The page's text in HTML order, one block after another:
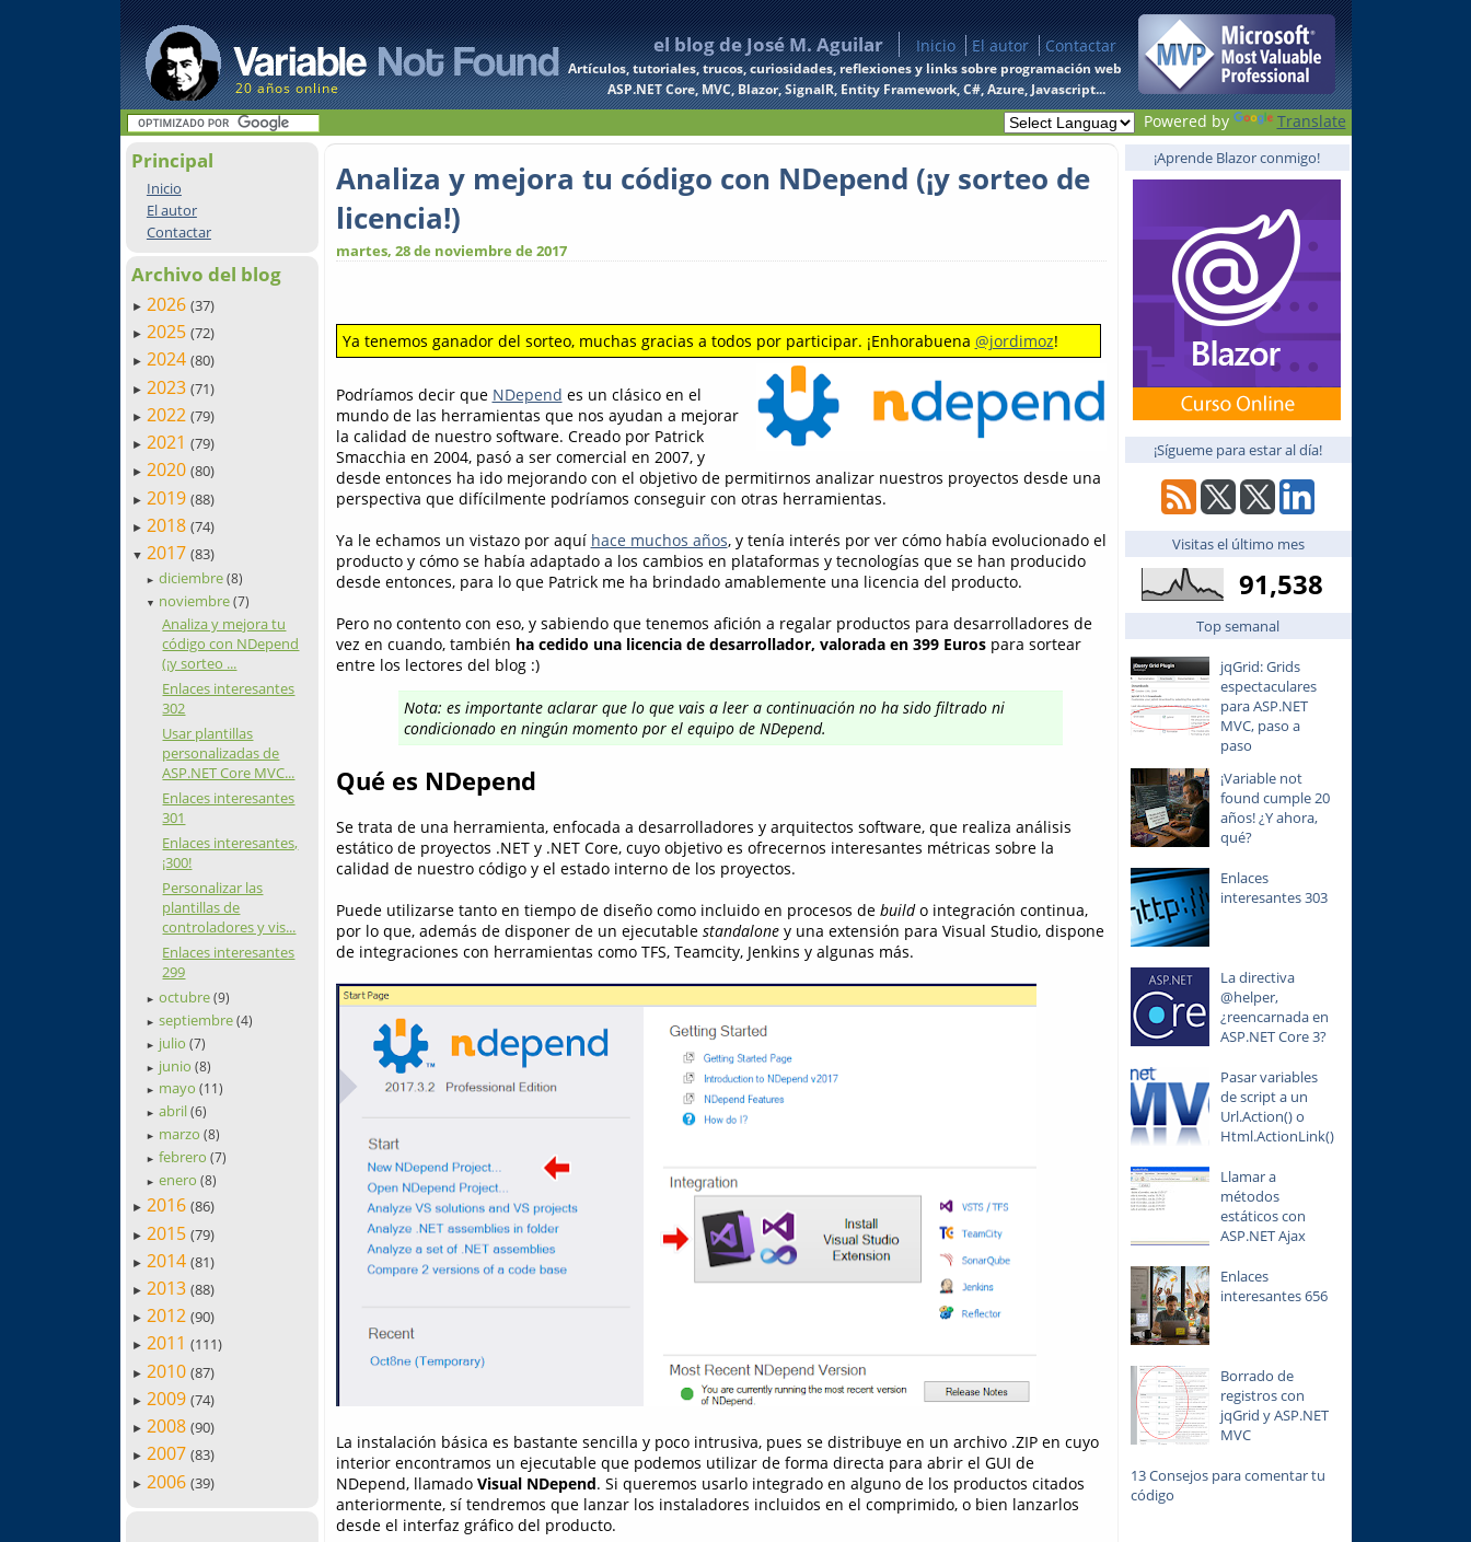
20 años online
el blog de José M. Aguilar Inicio El autor Contactar
Artículos, tutoriales, trucos, curiosidades, reflexiones y links sobre programación web
ASP.NET Core, MVC, Blazor, SignalR, Entity Framework, C#, Azure, Javascript...
Powered by Translate
Principal
Inicio
El autor
Contactar
Archivo del blog
► 2026 (37)
► 2025 (72)
► 2024 (80)
► 2023 (71)
► 2022 (79)
► 2021 (79)
► 2020 (80)
► 2019 (88)
► 2018 (74)
▼ 2017 (83)
► diciembre(8)
▼ noviembre(7)
Analiza y mejora tu
código con NDepend
(¡y sorteo ...
Enlaces interesantes
302
Usar plantillas
personalizadas de
ASP.NET Core MVC...
Enlaces interesantes
301
Enlaces interesantes,
¡300!
Personalizar las
plantillas de
controladores y vis...
Enlaces interesantes
299
► octubre(9)
► septiembre(4)
► julio(7)
► junio(8)
► mayo(11)
► abril(6)
► marzo(8)
► febrero(7)
► enero(8)
► 2016 (86)
► 2015 (79)
► 2014 (81)
► 2013 (88)
► 2012 (90)
► 2011 (111)
► 2010 (87)
► 2009 (74)
► 2008 (90)
► 2007 (83)
► 2006 (39)
Analiza y mejora tu código con NDepend (¡y sorteo de
licencia!)
martes, 28 de noviembre de 2017
Ya tenemos ganador del sorteo, muchas gracias a todos por participar. ¡Enhorabuena @jordimoz!
Podríamos decir que NDepend es un clásico en el
mundo de las herramientas que nos ayudan a mejorar
la calidad de nuestro software. Creado por Patrick
Smacchia en 2004, pasó a ser comercial en 2007, y
desde entonces ha ido mejorando con el objetivo de permitirnos analizar nuestros proyectos desde una
perspectiva que difícilmente podríamos conseguir con otras herramientas.
Ya le echamos un vistazo por aquí hace muchos años, y tenía interés por ver cómo había evolucionado el
producto y cómo se había adaptado a los cambios en plataformas y tecnologías que se han producido
desde entonces, para lo que Patrick me ha brindado amablemente una licencia del producto.
Pero no contento con eso, y sabiendo que tenemos afición a regalar productos para desarrolladores de
vez en cuando, también ha cedido una licencia de desarrollador, valorada en 399 Eurospara sortear
entre los lectores del blog :)
Nota: es importante aclarar que lo que vais a leer a continuación no ha sido filtrado ni
condicionado en ningún momento por el equipo de NDepend.
Qué es NDepend
Se trata de una herramienta, enfocada a desarrolladores y arquitectos software, que realiza análisis
estático de proyectos .NET y .NET Core, cuyo objetivo es ofrecernos interesantes métricas sobre la
calidad de nuestro código y el estado interno de los proyectos.
Puede utilizarse tanto en tiempo de diseño como incluido en procesos de buildo integración continua,
por lo que, además de disponer de un ejecutable standaloney una extensión para Visual Studio, dispone
de integraciones con herramientas como TFS, Teamcity, Jenkins y algunas más.
La instalación básica es bastante sencilla y poco intrusiva, pues se distribuye en un archivo .ZIP en cuyo
interior encontramos un ejecutable que podemos utilizar de forma directa para abrir el GUI de
NDepend, llamado Visual NDepend. Si queremos usarlo integrado en alguno de los productos citados
anteriormente, sí tendremos que lanzar los instaladores incluidos en el comprimido, o bien lanzarlos
desde el interfaz gráfico del producto.
¡Aprende Blazor conmigo!
¡Sígueme para estar al día!
Visitas el último mes
91,538
Top semanal
jqGrid: Grids
espectaculares
para ASP.NET
MVC, paso a
paso
¡Variable not
found cumple 20
años! ¿Y ahora,
qué?
Enlaces
interesantes 303
La directiva
@helper,
¿reencarnada en
ASP.NET Core 3?
Pasar variables
de script a un
Url.Action() o
Html.ActionLink()
Llamar a
métodos
estáticos con
ASP.NET Ajax
Enlaces
interesantes 656
Borrado de
registros con
jqGrid y ASP.NET
MVC
13 Consejos para comentar tu
código